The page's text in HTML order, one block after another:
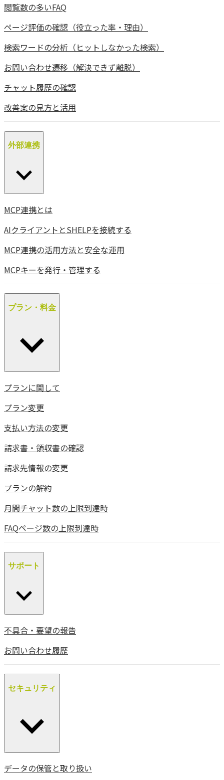
閲覧数の多いFAQ
ページ評価の確認（役立った率・理由）
検索ワードの分析（ヒットしなかった検索）
お問い合わせ遷移（解決できず離脱）
チャット履歴の確認
改善案の見方と活用
外部連携
MCP連携とは
AIクライアントとSHELPを接続する
MCP連携の活用方法と安全な運用
MCPキーを発行・管理する
プラン・料金
プランに関して
プラン変更
支払い方法の変更
請求書・領収書の確認
請求先情報の変更
プランの解約
月間チャット数の上限到達時
FAQページ数の上限到達時
サポート
不具合・要望の報告
お問い合わせ履歴
セキュリティ
データの保管と取り扱い